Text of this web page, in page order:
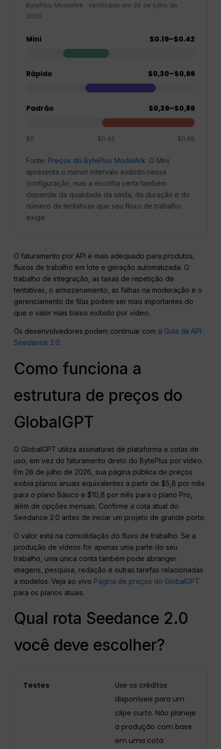
BytePlus ModelArk · verificado em 28 de julho de
2026
Mini $0.19–$0.42
Rápido $0,30–$0,66
Padrão $0,39–$0,86
$0 $0.43 $0.86
Fonte: Preços do BytePlus ModelArk. O Mini
apresenta o menor intervalo exibido nessa
configuração, mas a escolha certa também
depende da qualidade da saída, da duração e do
número de tentativas que seu fluxo de trabalho
exige.
O faturamento por API é mais adequado para produtos,
fluxos de trabalho em lote e geração automatizada. O
trabalho de integração, as taxas de repetição de
tentativas, o armazenamento, as falhas na moderação e o
gerenciamento de filas podem ser mais importantes do
que o valor mais baixo exibido por vídeo.
Os desenvolvedores podem continuar com o Guia da API
Seedance 2.0.
Como funciona a
estrutura de preços do
GlobalGPT
O GlobalGPT utiliza assinaturas de plataforma e cotas de
uso, em vez do faturamento direto do BytePlus por vídeo.
Em 28 de julho de 2026, sua página pública de preços
exibia planos anuais equivalentes a partir de $5,8 por mês
para o plano Básico e $10,8 por mês para o plano Pro,
além de opções mensais. Confirme a cota atual do
Seedance 2.0 antes de iniciar um projeto de grande porte.
O valor está na consolidação do fluxo de trabalho. Se a
produção de vídeos for apenas uma parte do seu
trabalho, uma única conta também pode abranger
imagens, pesquisa, redação e outras tarefas relacionadas
a modelos. Veja ao vivo Página de preços do GlobalGPT
para os planos atuais.
Qual rota Seedance 2.0
você deve escolher?
Testes
Use os créditos
disponíveis para um
clipe curto. Não planeje
a produção com base
em uma cota